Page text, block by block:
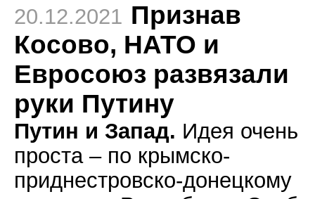
20.12.2021 Признав
Косово, НАТО и
Евросоюз развязали
руки Путину
Путин и Запад. Идея очень
проста – по крымско-
приднестровско-донецкому